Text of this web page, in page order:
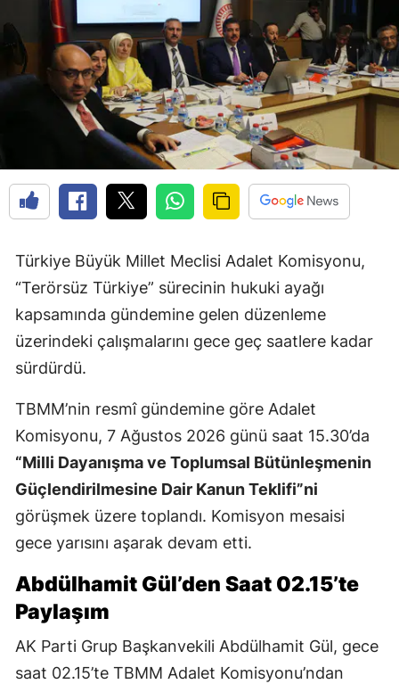
Türkiye Büyük Millet Meclisi Adalet Komisyonu,
“Terörsüz Türkiye” sürecinin hukuki ayağı
kapsamında gündemine gelen düzenleme
üzerindeki çalışmalarını gece geç saatlere kadar
sürdürdü.
TBMM’nin resmî gündemine göre Adalet
Komisyonu, 7 Ağustos 2026 günü saat 15.30’da
“Milli Dayanışma ve Toplumsal Bütünleşmenin
Güçlendirilmesine Dair Kanun Teklifi”ni
görüşmek üzere toplandı. Komisyon mesaisi
gece yarısını aşarak devam etti.
Abdülhamit Gül’den Saat 02.15’te
Paylaşım
AK Parti Grup Başkanvekili Abdülhamit Gül, gece
saat 02.15’te TBMM Adalet Komisyonu’ndan